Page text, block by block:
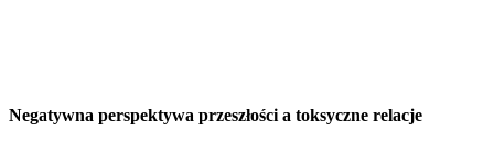
Negatywna perspektywa przeszłości a toksyczne relacje